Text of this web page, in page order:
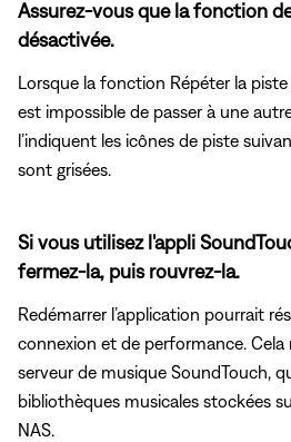
Assurez-vous que la fonction
désactivée.
Lorsque la fonction Répéter la
est impossible de passer à une
l’indiquent les icônes de piste
sont grisées.
Si vous utilisez l'appli
fermez-la, puis rouvrez-la.
Redémarrer l’application pourrait
connexion et de performance. Cela
serveur de musique SoundTouch,
bibliothèques musicales stockées
NAS.